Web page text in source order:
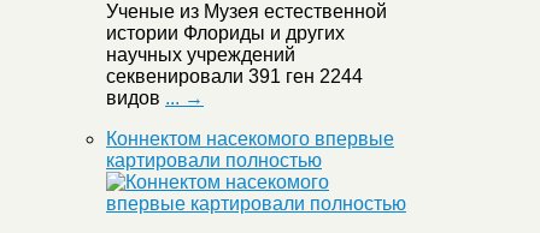
Ученые из Музея естественной
истории Флориды и других
научных учреждений
секвенировали 391 ген 2244
видов ... →
Коннектом насекомого впервые
картировали полностью